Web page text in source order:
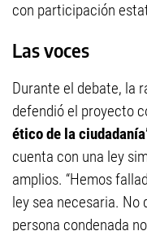
con participación
Las voces
Durante el debate, la
defendió el proyecto
ético de la
cuenta con una ley
amplios. “Hemos
ley sea necesaria. No
persona condenada